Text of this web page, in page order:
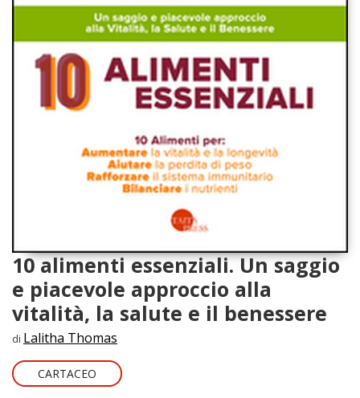
10 alimenti essenziali. Un saggio
e piacevole approccio alla
vitalità, la salute e il benessere
di Lalitha Thomas
CARTACEO